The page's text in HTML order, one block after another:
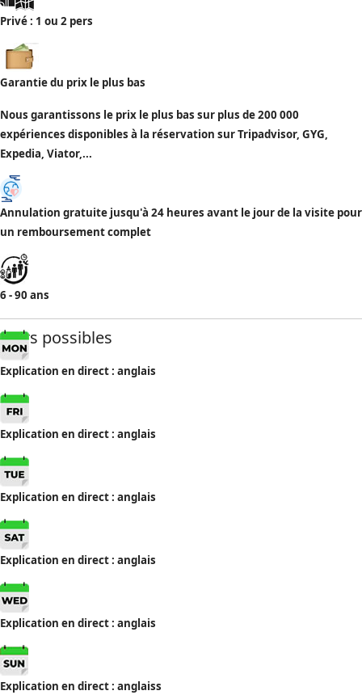
Privé : 1 ou 2 pers
Garantie du prix le plus bas
Nous garantissons le prix le plus bas sur plus de 200 000
expériences disponibles à la réservation sur Tripadvisor, GYG,
Expedia, Viator,...
Annulation gratuite jusqu'à 24 heures avant le jour de la visite pour
un remboursement complet
6 - 90 ans
Jours possibles
Explication en direct : anglais
Explication en direct : anglais
Explication en direct : anglais
Explication en direct : anglais
Explication en direct : anglais
Explication en direct : anglaiss